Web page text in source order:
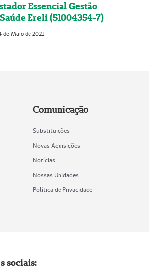
Essencial Gestão
Ereli (51004354-7)
de Maio de 2021
Comunicação
Substituições
Novas Aquisições
Notícias
Nossas Unidades
Política de Privacidade
sociais: